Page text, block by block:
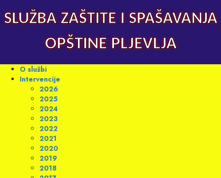
to
content
SLUŽBA ZAŠTITE I SPAŠAVANJA
OPŠTINE PLJEVLJA
Primary
Menu
O službi
Intervencije
2026
2025
2024
2023
2022
2021
2020
2019
2018